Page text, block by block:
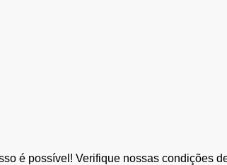
é possível! Verifique nossas condições